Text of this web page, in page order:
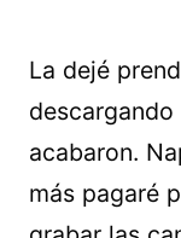
La dejé
acabaron.
más pagaré